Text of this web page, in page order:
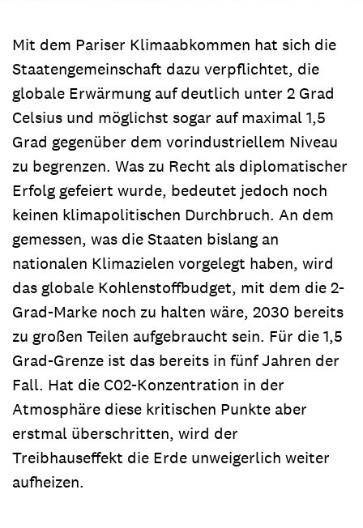
Mit dem Pariser Klimaabkommen hat sich die
Staatengemeinschaft dazu verpflichtet, die
globale Erwärmung auf deutlich unter 2 Grad
Celsius und möglichst sogar auf maximal 1,5
Grad gegenüber dem vorindustriellem Niveau
zu begrenzen. Was zu Recht als diplomatischer
Erfolg gefeiert wurde, bedeutet jedoch noch
keinen klimapolitischen Durchbruch. An dem
gemessen, was die Staaten bislang an
nationalen Klimazielen vorgelegt haben, wird
das globale Kohlenstoffbudget, mit dem die 2-
Grad-Marke noch zu halten wäre, 2030 bereits
zu großen Teilen aufgebraucht sein. Für die 1,5
Grad-Grenze ist das bereits in fünf Jahren der
Fall. Hat die C02-Konzentration in der
Atmosphäre diese kritischen Punkte aber
erstmal überschritten, wird der
Treibhauseffekt die Erde unweigerlich weiter
aufheizen.